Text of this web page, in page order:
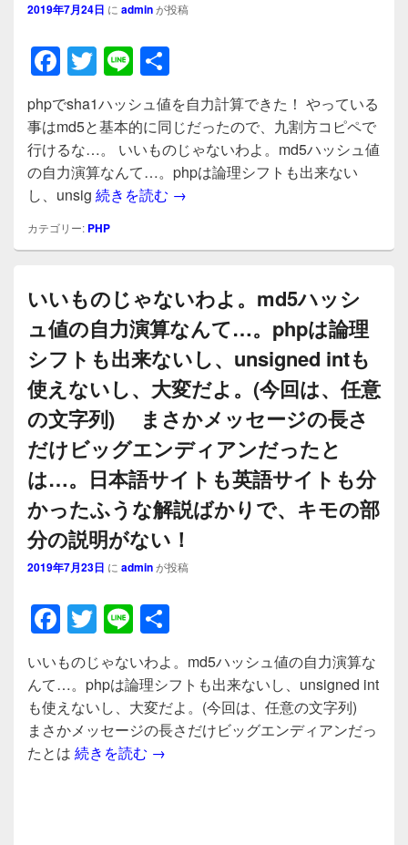
2019年7月24日 に adminが投稿
F
a
c
e
b
o
o
k
T
wi
tt
er
Li
n
e
有
phpでsha1ハッシュ値を自力計算できた！ やっている
事はmd5と基本的に同じだったので、九割方コピペで
行けるな…。 いいものじゃないわよ。md5ハッシュ値
の自力演算なんて…。phpは論理シフトも出来ない
し、unsig 続きを読む phpでsha1ハッシュ値を自力計算
→
カテゴリー: PHP
いいものじゃないわよ。md5ハッシ
ュ値の自力演算なんて…。phpは論理
シフトも出来ないし、unsigned intも
使えないし、大変だよ。(今回は、任意
の文字列) まさかメッセージの長さ
だけビッグエンディアンだったと
は…。日本語サイトも英語サイトも分
かったふうな解説ばかりで、キモの部
分の説明がない！
2019年7月23日 に adminが投稿
F
a
c
e
b
o
T
wi
tt
er
Li
n
e
有
いいものじゃないわよ。md5ハッシュ値の自力演算な
んて…。phpは論理シフトも出来ないし、unsigned int
も使えないし、大変だよ。(今回は、任意の文字列)
まさかメッセージの長さだけビッグエンディアンだっ
たとは 続きを読む いいものじゃないわよ。md5ハッシ
→